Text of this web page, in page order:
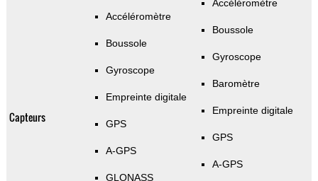
Capteurs
Accéléromètre
Boussole
Gyroscope
Empreinte digitale
GPS
A-GPS
GLONASS
Accéléromètre
Boussole
Gyroscope
Baromètre
Empreinte digitale
GPS
A-GPS